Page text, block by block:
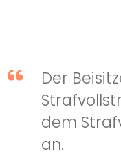
Der
dem
an.